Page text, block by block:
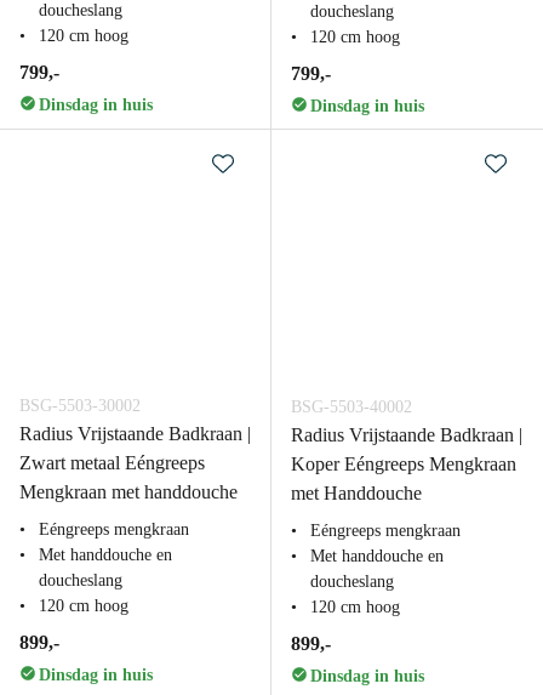
doucheslang
120 cm hoog
799,-
Dinsdag in huis
doucheslang
120 cm hoog
799,-
Dinsdag in huis
BSG-5503-30002
Radius Vrijstaande Badkraan |
Zwart metaal Eéngreeps
Mengkraan met handdouche
Eéngreeps mengkraan
Met handdouche en
doucheslang
120 cm hoog
899,-
Dinsdag in huis
BSG-5503-40002
Radius Vrijstaande Badkraan |
Koper Eéngreeps Mengkraan
met Handdouche
Eéngreeps mengkraan
Met handdouche en
doucheslang
120 cm hoog
899,-
Dinsdag in huis